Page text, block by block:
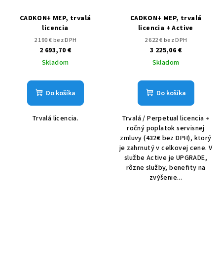
CADKON+ MEP, trvalá
licencia
2 190 € bez DPH
2 693,70 €
Skladom
Do košíka
Trvalá licencia.
CADKON+ MEP, trvalá
licencia + Active
2 622 € bez DPH
3 225,06 €
Skladom
Do košíka
Trvalá / Perpetual licencia +
ročný poplatok servisnej
zmluvy (432€ bez DPH), ktorý
je zahrnutý v celkovej cene. V
službe Active je UPGRADE,
rôzne služby, benefity na
zvýšenie...